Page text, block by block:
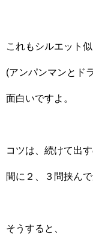
これもシルエット
(アンパンマンとド
面白いですよ。
コツは、続けて出
間に２、３問挟ん
そうすると、